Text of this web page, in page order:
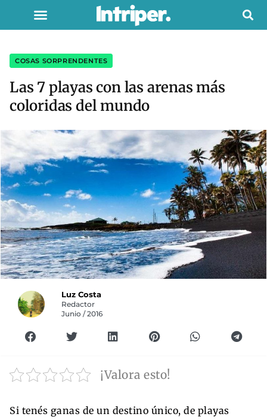
COSAS SORPRENDENTES
Las 7 playas con las arenas más
coloridas del mundo
Luz Costa
Redactor
Junio / 2016
¡Valora esto!
Si tenés ganas de un destino único, de playas